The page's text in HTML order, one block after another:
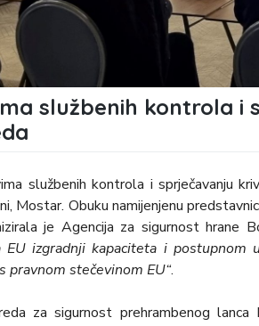
službenih kontrola i
službenih kontrola i sprječavanju
Mostar. Obuku namijenjenu
je Agencija za sigurnost hrane
EU izgradnji kapaciteta i
pravnom stečevinom EU“.
za sigurnost prehrambenog